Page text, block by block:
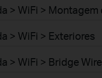
> WiFi > Montagem
> WiFi > Exteriores
> WiFi > Bridge